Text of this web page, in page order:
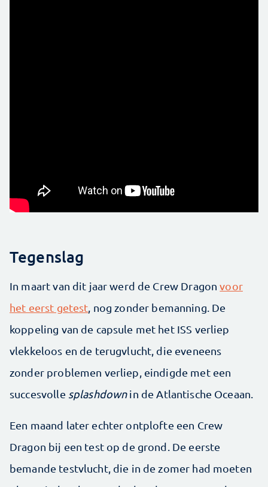
Tegenslag
In maart van dit jaar werd de Crew Dragonvoor
het eerst getest , nog zonder bemanning. De
koppeling van de capsule met het ISS verliep
vlekkeloos en de terugvlucht, die eveneens
zonder problemen verliep, eindigde met een
succesvolle splashdownin de Atlantische Oceaan.
Een maand later echter ontplofte een Crew
Dragon bij een test op de grond. De eerste
bemande testvlucht, die in de zomer had moeten